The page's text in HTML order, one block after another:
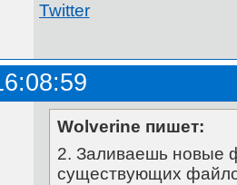
Twitter
Wolverine пишет:
2. Заливаешь новые
существующих